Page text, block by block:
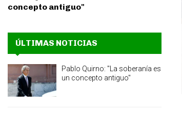
concepto antiguo"
ÚLTIMAS NOTICIAS
Pablo Quirno: "La soberanía es
un concepto antiguo"